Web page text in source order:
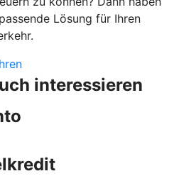
Lösung für Ihren
interessieren